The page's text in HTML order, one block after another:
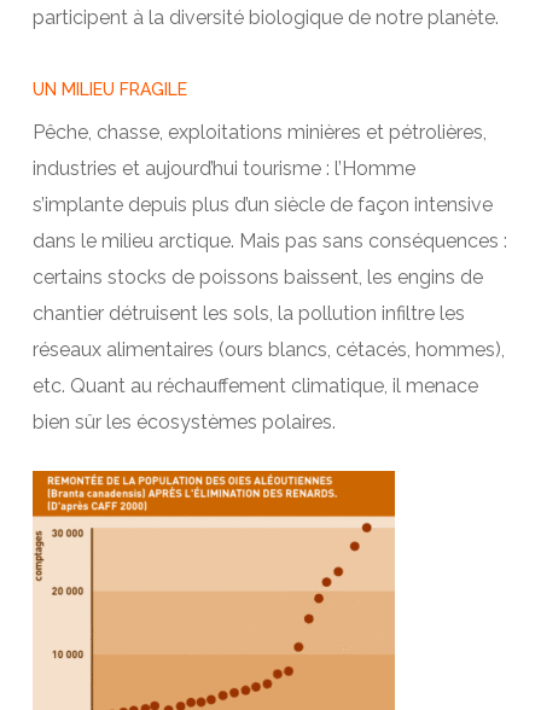
participent à la diversité biologique de notre planète.
UN MILIEU FRAGILE
Pêche, chasse, exploitations minières et pétrolières,
industries et aujourd’hui tourisme : l’Homme
s’implante depuis plus d’un siècle de façon intensive
dans le milieu arctique. Mais pas sans conséquences :
certains stocks de poissons baissent, les engins de
chantier détruisent les sols, la pollution infiltre les
réseaux alimentaires (ours blancs, cétacés, hommes),
etc. Quant au réchauffement climatique, il menace
bien sûr les écosystèmes polaires.